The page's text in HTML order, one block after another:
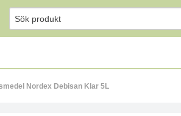
Nordex Debisan Klar 5L